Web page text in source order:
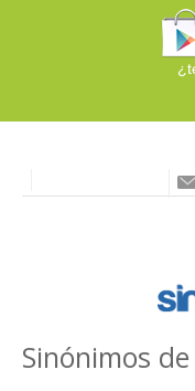
Sinónimos